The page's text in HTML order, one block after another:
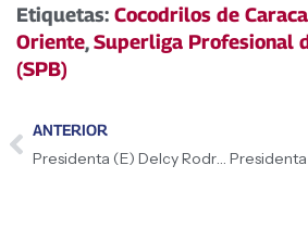
Etiquetas: Cocodrilos de
Oriente,Superliga Profesional
(SPB)
ANTERIOR
Presidenta (E) Delcy Rodríguez enaltece triunfo histórico de Omailyn Alcalá en Brasil